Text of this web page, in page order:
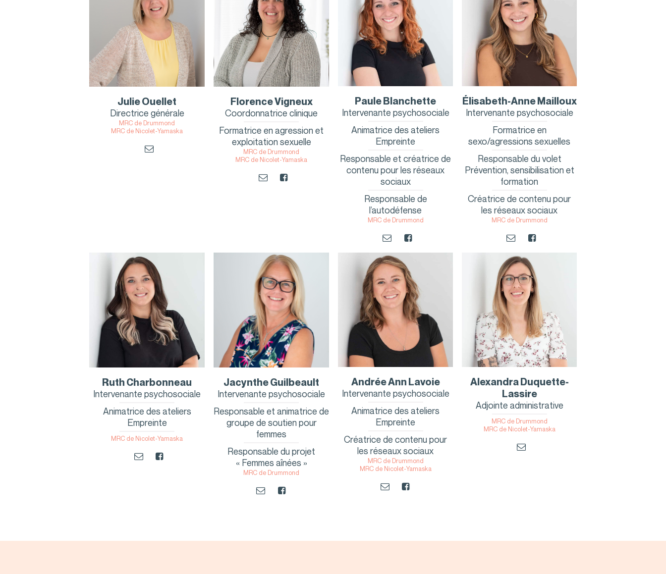
Julie Ouellet
Directrice générale
MRC de Drummond
MRC de Nicolet-Yamaska
Florence Vigneux
Coordonnatrice clinique
Formatrice en agression et
exploitation sexuelle
MRC de Drummond
MRC de Nicolet-Yamaska
Paule Blanchette
Intervenante psychosociale
Animatrice des ateliers
Empreinte
Responsable et créatrice de
contenu pour les réseaux
sociaux
Responsable de
l’autodéfense
MRC de Drummond
Élisabeth-Anne Mailloux
Intervenante psychosociale
Formatrice en
sexo/agressions sexuelles
Responsable du volet
Prévention, sensibilisation et
formation
Créatrice de contenu pour
les réseaux sociaux
MRC de Drummond
Ruth Charbonneau
Intervenante psychosociale
Animatrice des ateliers
Empreinte
MRC de Nicolet-Yamaska
Jacynthe Guilbeault
Intervenante psychosociale
Responsable et animatrice de
groupe de soutien pour
femmes
Responsable du projet
« Femmes aînées »
MRC de Drummond
Andrée Ann Lavoie
Intervenante psychosociale
Animatrice des ateliers
Empreinte
Créatrice de contenu pour
les réseaux sociaux
MRC de Drummond
MRC de Nicolet-Yamaska
Alexandra Duquette-
Lassire
Adjointe administrative
MRC de Drummond
MRC de Nicolet-Yamaska